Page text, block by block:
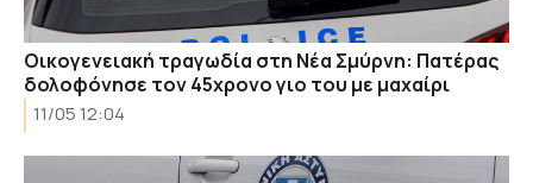
Οικογενειακή τραγωδία στη Νέα Σμύρνη: Πατέρας
δολοφόνησε τον 45χρονο γιο του με μαχαίρι
11/05 12:04